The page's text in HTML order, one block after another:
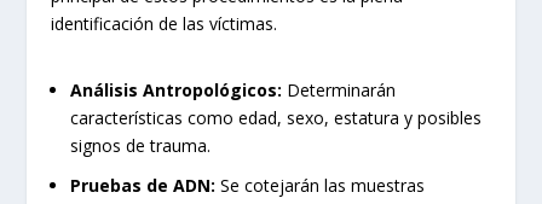
identificación de las víctimas.
Análisis Antropológicos: Determinarán
características como edad, sexo, estatura y posibles
signos de trauma.
Pruebas de ADN: Se cotejarán las muestras